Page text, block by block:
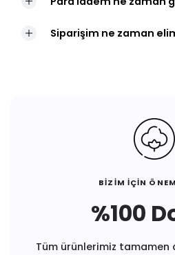
Siparişim ne zaman
BİZİM İÇİN
%100
Tüm ürünlerimiz